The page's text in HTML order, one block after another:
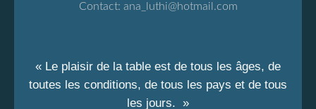
Contact: ana_luthi@hotmail.com
« Le plaisir de la table est de tous les âges, de
toutes les conditions, de tous les pays et de tous
les jours. »